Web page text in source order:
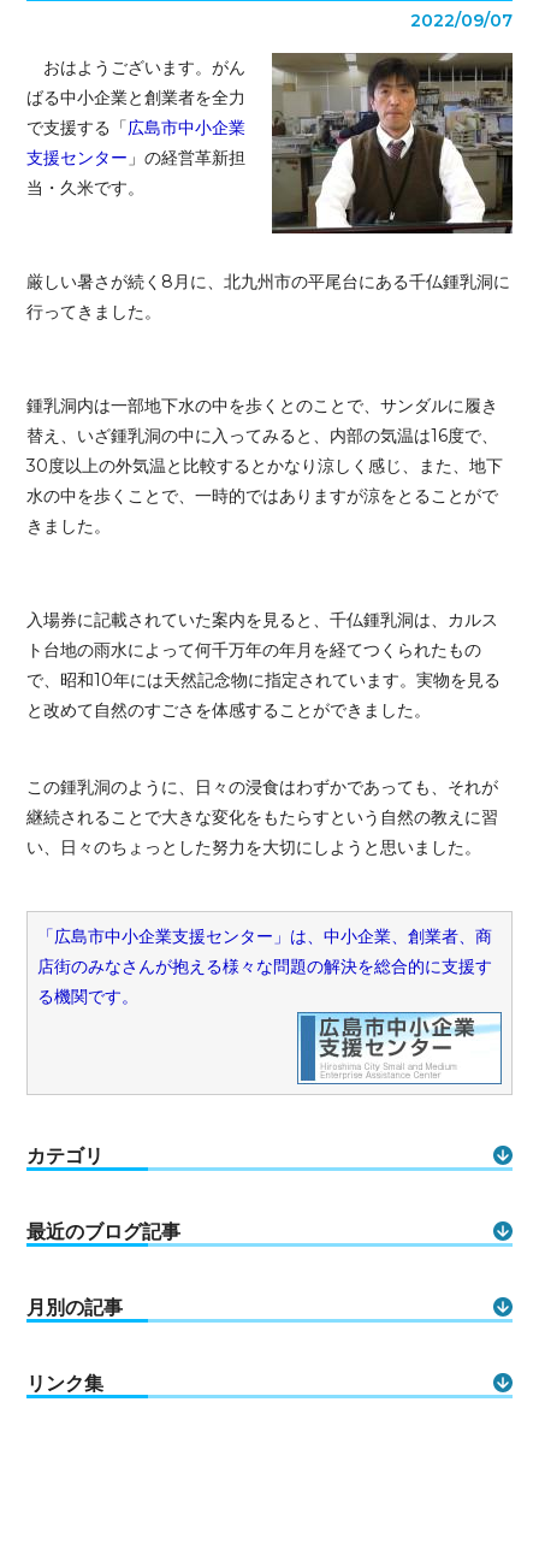
2022/09/07
おはようございます。がん
ばる中小企業と創業者を全力
で支援する「広島市中小企業
支援センター 」の経営革新担
当・久米です。
厳しい暑さが続く8月に、北九州市の平尾台にある千仏鍾乳洞に
行ってきました。
鍾乳洞内は一部地下水の中を歩くとのことで、サンダルに履き
替え、いざ鍾乳洞の中に入ってみると、内部の気温は16度で、
30度以上の外気温と比較するとかなり涼しく感じ、また、地下
水の中を歩くことで、一時的ではありますが涼をとることがで
きました。
入場券に記載されていた案内を見ると、千仏鍾乳洞は、カルス
ト台地の雨水によって何千万年の年月を経てつくられたもの
で、昭和10年には天然記念物に指定されています。実物を見る
と改めて自然のすごさを体感することができました。
この鍾乳洞のように、日々の浸食はわずかであっても、それが
継続されることで大きな変化をもたらすという自然の教えに習
い、日々のちょっとした努力を大切にしようと思いました。
「広島市中小企業支援センター」は、中小企業、創業者、商
店街のみなさんが抱える様々な問題の解決を総合的に支援す
る機関です。
カテゴリ
最近のブログ記事
月別の記事
リンク集